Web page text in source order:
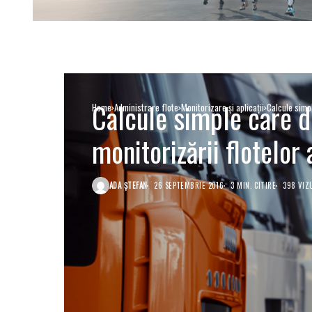
Home Administrare flote Monitorizare și aplicații Calcule
Calcule simple care
monitorizării flotelor
ADA ȘTEFAN 26 SEPTEMBRIE 2016 3 MIN. CITIRE 398